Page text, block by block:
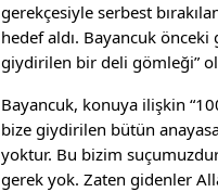
gerekçesiyle serbest
hedef aldı. Bayancuk
giydirilen bir deli gömleği”
Bayancuk, konuya ilişkin
bize giydirilen bütün
yoktur. Bu bizim
gerek yok. Zaten gidenler